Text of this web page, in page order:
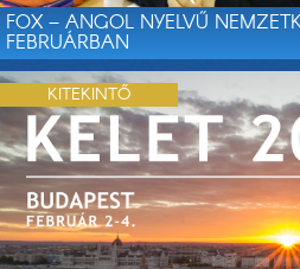
FOX – ANGOL NYELVŰ
FEBRUÁRBAN
KITEKINTŐ